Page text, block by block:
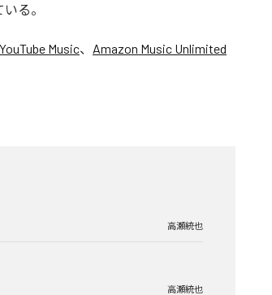
る。
YouTube Music、 Amazon Music Unlimited
高瀬統也
高瀬統也